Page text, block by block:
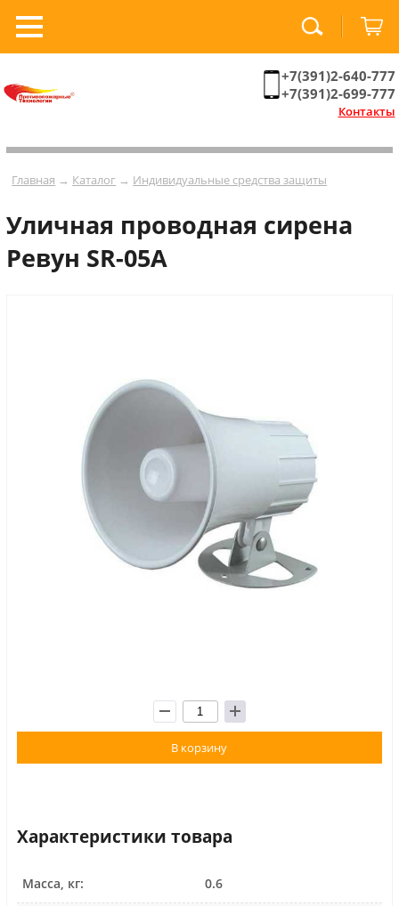
+7(391)2-640-777
+7(391)2-699-777
Контакты
Главная → Каталог → Индивидуальные средства защиты
Уличная проводная сирена
Ревун SR-05A
В корзину
Характеристики товара
Масса, кг: 0.6